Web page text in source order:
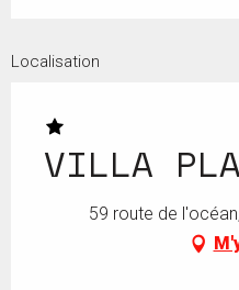
Localisation
VILLA
59 route de